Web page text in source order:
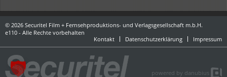
© 2026 Securitel Film + Fernsehproduktions- und Verlagsgesellschaft m.b.H.
e110 - Alle Rechte vorbehalten
Kontakt
Datenschutzerklärung Impressum
powered by danubius